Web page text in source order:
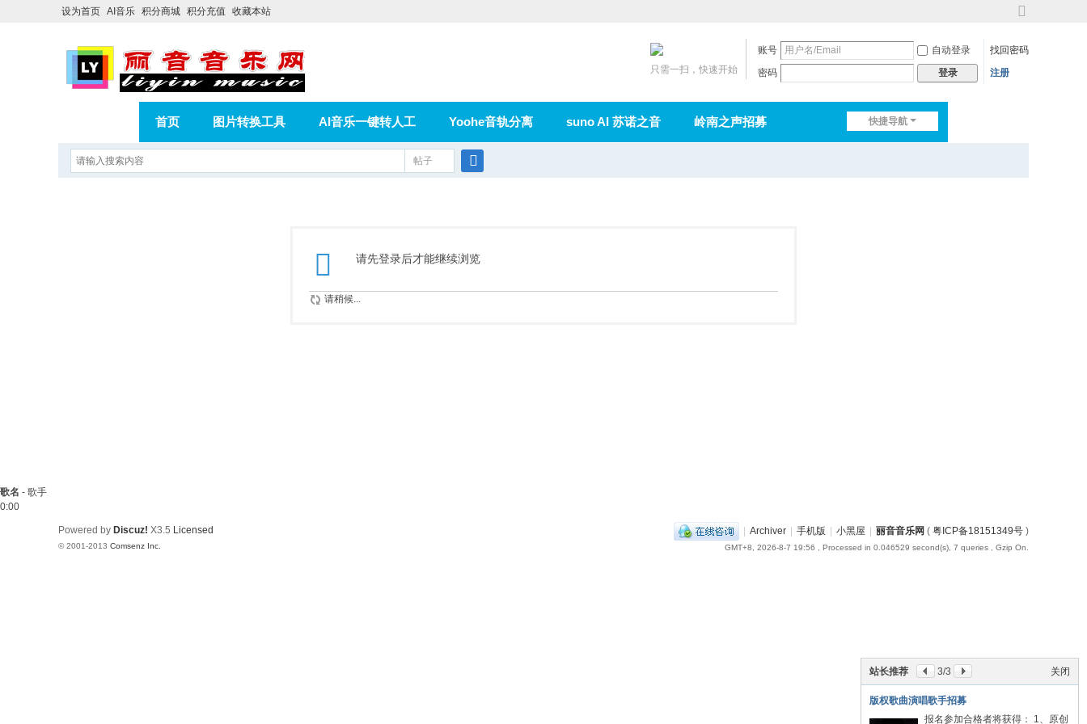
设为首页 AI音乐 积分商城 积分充值 收藏本站
到
账号 自动登录
找回密码
密码
登录 注册
只需一扫，快速开始
快捷导航
首页 图片转换工具 AI音乐一键转人工 Yoohe音轨分离 suno AI 苏诺之音 岭南之声招募
在线论坛
帖子
请先登录后才能继续浏览
请稍候...
关闭
站长推荐 3/3
版权歌曲演唱歌手招募
报名参加合格者将获得： 1、原创
歌名 - 歌手
0:00
| Archiver | 手机版 | 小黑屋 | 丽音音乐网 ( 粤ICP备18151349号 )
GMT+8, 2026-8-7 19:56 , Processed in 0.046529 second(s), 7 queries , Gzip On.
Powered by Discuz! X3.5 Licensed
© 2001-2013 Comsenz Inc.